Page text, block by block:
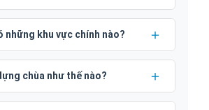
những khu vực chính nào?
chùa như thế nào?